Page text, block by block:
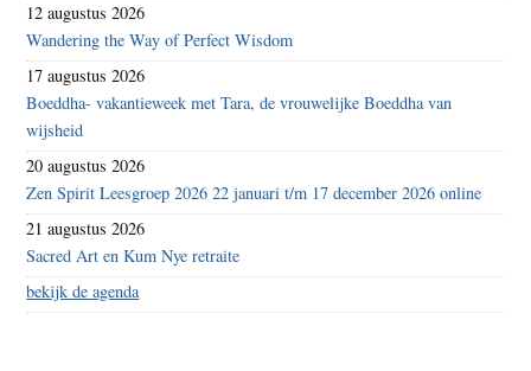
12 augustus 2026
Wandering the Way of Perfect Wisdom
17 augustus 2026
Boeddha- vakantieweek met Tara, de vrouwelijke Boeddha van
wijsheid
20 augustus 2026
Zen Spirit Leesgroep 2026 22 januari t/m 17 december 2026 online
21 augustus 2026
Sacred Art en Kum Nye retraite
bekijk de agenda